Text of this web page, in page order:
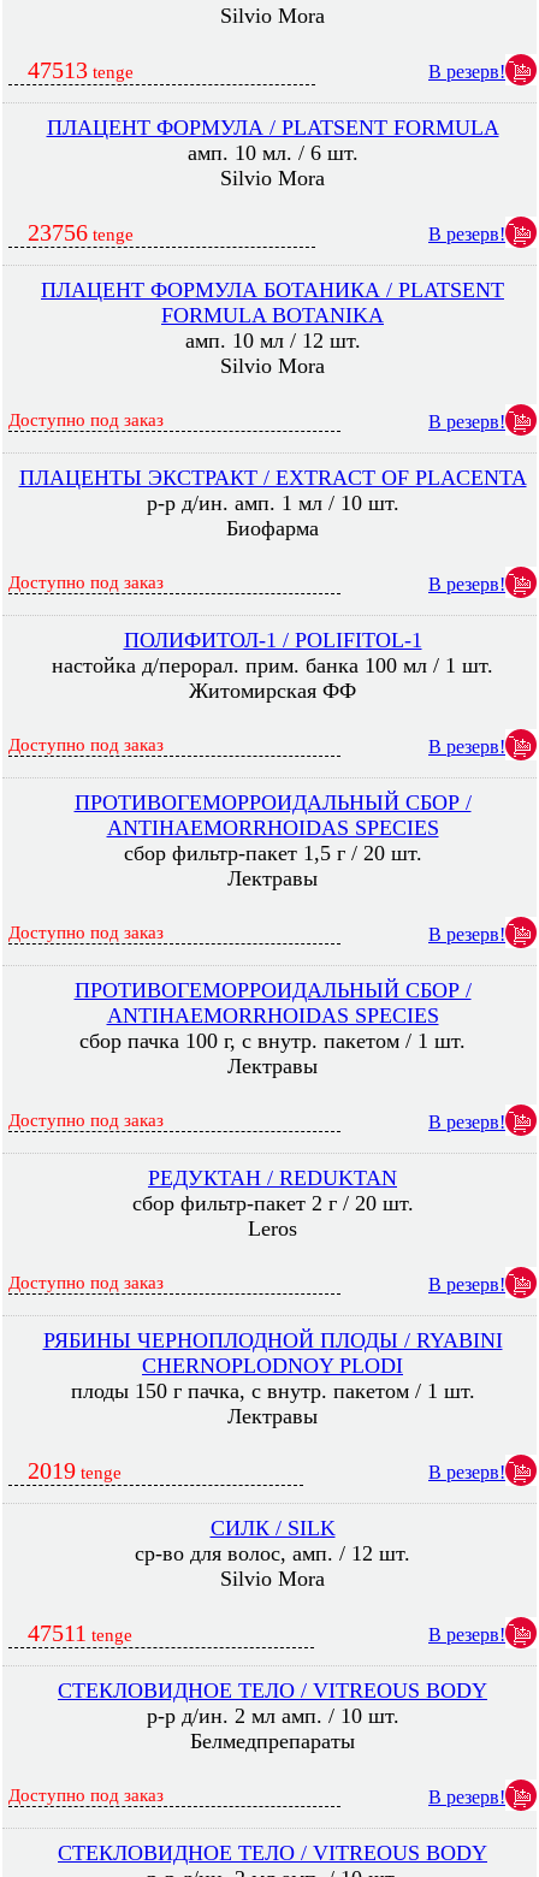
Silvio Mora
47513 tenge В резерв!
ПЛАЦЕНТ ФОРМУЛА / PLATSENT FORMULA
амп. 10 мл. / 6 шт.
Silvio Mora
23756 tenge В резерв!
ПЛАЦЕНТ ФОРМУЛА БОТАНИКА / PLATSENT
FORMULA BOTANIKA
амп. 10 мл / 12 шт.
Silvio Mora
Доступно под заказ В резерв!
ПЛАЦЕНТЫ ЭКСТРАКТ / EXTRACT OF PLACENTA
р-р д/ин. амп. 1 мл / 10 шт.
Биофарма
Доступно под заказ В резерв!
ПОЛИФИТОЛ-1 / POLIFITOL-1
настойка д/перорал. прим. банка 100 мл / 1 шт.
Житомирская ФФ
Доступно под заказ В резерв!
ПРОТИВОГЕМОРРОИДАЛЬНЫЙ СБОР /
ANTIHAEMORRHOIDAS SPECIES
сбор фильтр-пакет 1,5 г / 20 шт.
Лектравы
Доступно под заказ В резерв!
ПРОТИВОГЕМОРРОИДАЛЬНЫЙ СБОР /
ANTIHAEMORRHOIDAS SPECIES
сбор пачка 100 г, с внутр. пакетом / 1 шт.
Лектравы
Доступно под заказ В резерв!
РЕДУКТАН / REDUKTAN
сбор фильтр-пакет 2 г / 20 шт.
Leros
Доступно под заказ В резерв!
РЯБИНЫ ЧЕРНОПЛОДНОЙ ПЛОДЫ / RYABINI
CHERNOPLODNOY PLODI
плоды 150 г пачка, с внутр. пакетом / 1 шт.
Лектравы
2019 tenge В резерв!
СИЛК / SILK
ср-во для волос, амп. / 12 шт.
Silvio Mora
47511 tenge В резерв!
СТЕКЛОВИДНОЕ ТЕЛО / VITREOUS BODY
р-р д/ин. 2 мл амп. / 10 шт.
Белмедпрепараты
Доступно под заказ В резерв!
СТЕКЛОВИДНОЕ ТЕЛО / VITREOUS BODY